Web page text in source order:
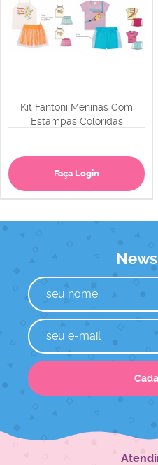
Kit Fantoni Meninas Com
Estampas Coloridas
Faça Login